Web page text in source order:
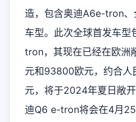
造，包含奥迪A6e-tron、
车型。此次全球首发车
tron，其现在已经在欧洲
元和93800欧元，约合人
元，将于2024年夏日敞
迪Q6 e-tron将会在4月